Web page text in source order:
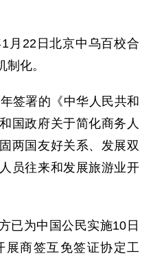
月22日北京中乌百校合
化。
签署的《中华人民共和
国政府关于简化商务人
两国友好关系、发展双
员往来和发展旅游业开
已为中国公民实施10日
展商签互免签证协定工